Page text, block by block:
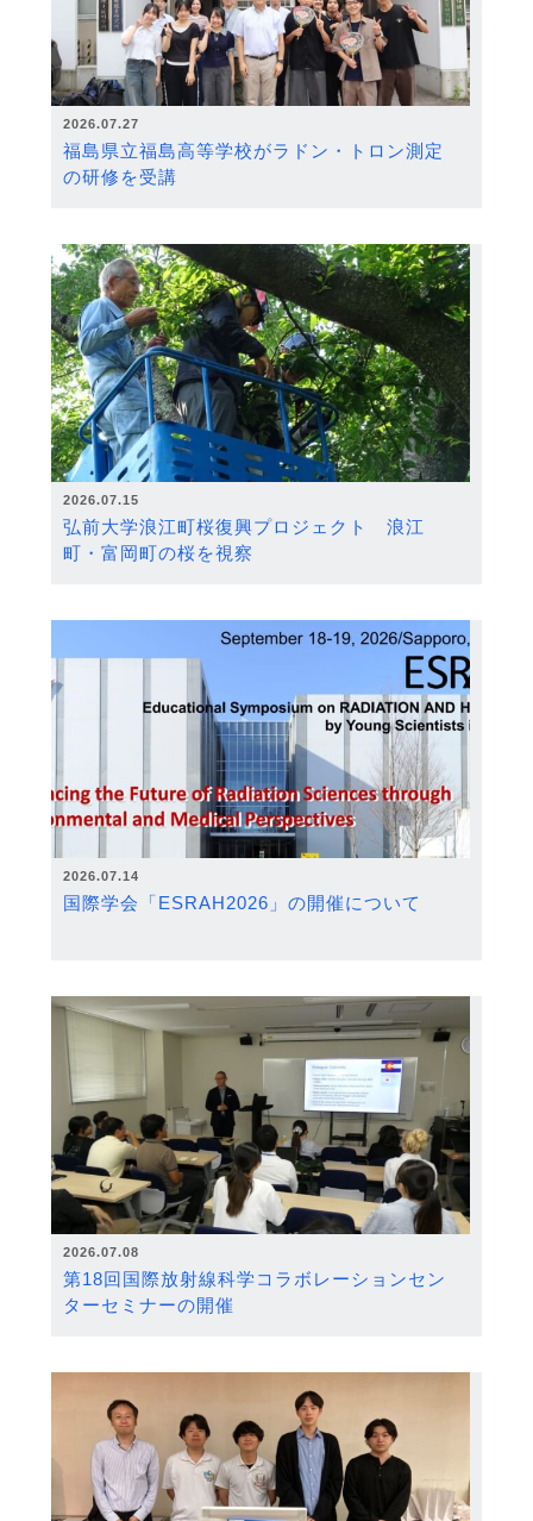
2026.07.27
福島県立福島高等学校がラドン・トロン測定
の研修を受講
2026.07.15
弘前大学浪江町桜復興プロジェクト 浪江
町・富岡町の桜を視察
2026.07.14
国際学会「ESRAH2026」の開催について
2026.07.08
第18回国際放射線科学コラボレーションセン
ターセミナーの開催